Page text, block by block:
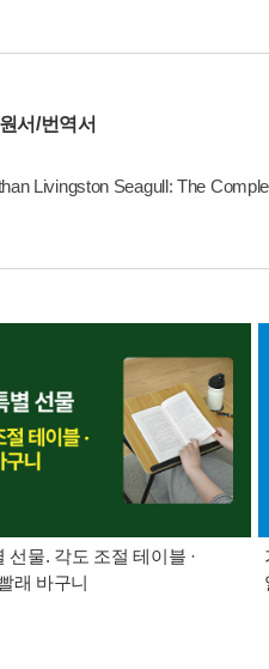
서/번역서
Livingston Seagull: The
선물. 각도 조절 테이블 ·
래 바구니